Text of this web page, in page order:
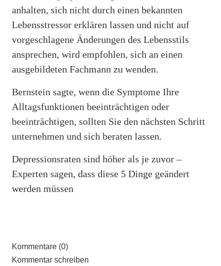
anhalten, sich nicht durch einen bekannten
Lebensstressor erklären lassen und nicht auf
vorgeschlagene Änderungen des Lebensstils
ansprechen, wird empfohlen, sich an einen
ausgebildeten Fachmann zu wenden.
Bernstein sagte, wenn die Symptome Ihre
Alltagsfunktionen beeinträchtigen oder
beeinträchtigen, sollten Sie den nächsten Schritt
unternehmen und sich beraten lassen.
Depressionsraten sind höher als je zuvor –
Experten sagen, dass diese 5 Dinge geändert
werden müssen
Kommentare (0)
Kommentar schreiben